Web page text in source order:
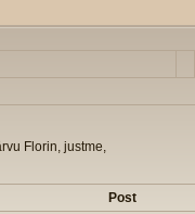
Florin, justme,
Post